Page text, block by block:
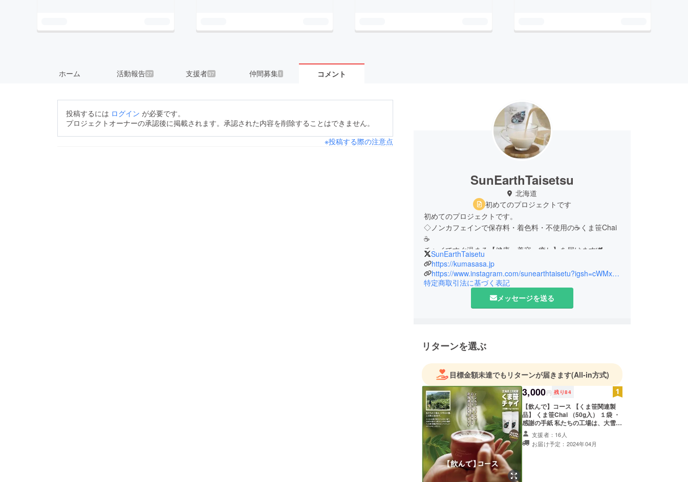
ホーム 活動報告 27 支援者37 仲間募集 1 コメント
投稿するには ログイン が必要です。
プロジェクトオーナーの承認後に掲載されます。承認された内容を削除することはできません。
※投稿する際の注意点
SunEarthTaisetsu
北海道
初めてのプロジェクトです
初めてのプロジェクトです。
◇ノンカフェインで保存料・着色料・不使用の☕くま笹Chai
☕
チャイですぐ温まる【健康・美容・癒し】を届けます🕊
◇冷え性やお通じに良いくま笹×チャイで心もカラダも優し
く包まれるひととき
◇身体がポカポカ朝までグッスリ
◇ジンジャー効いた５種のスパイスを独自配合
◇オーガニック素材を無添加でチャイに加工
SunEarthTaisetu
https://kumasasa.jp
https://www.instagram.com/sunearthtaisetu?igsh=cWMxc2l0NGxzajh4
特定商取引法に基づく表記
メッセージを送る
リターンを選ぶ
目標金額未達でもリターンが届きます(All-in方式)
3,000円 残り84
【飲んで】コース 【くま笹関連製
品】 くま笹Chai （50g入） １袋 ・
感謝の手紙 私たちの工場は、大雪山
の麓、上川町にあります。 そんな大
自然に囲まれた小さな工場で、 大雪
山の恵み「くま笹」を、こだわりの
支援者：16人
お届け予定：2024年04月